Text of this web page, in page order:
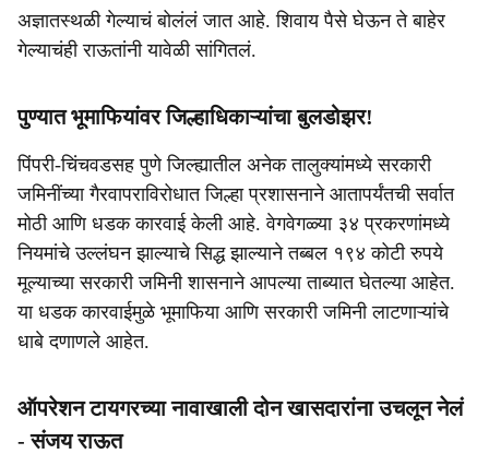
अज्ञातस्थळी गेल्याचं बोलंलं जात आहे. शिवाय पैसे घेऊन ते बाहेर
गेल्याचंही राऊतांनी यावेळी सांगितलं.
पुण्यात भूमाफियांवर जिल्हाधिकाऱ्यांचा बुलडोझर!
पिंपरी-चिंचवडसह पुणे जिल्ह्यातील अनेक तालुक्यांमध्ये सरकारी
जमिनींच्या गैरवापराविरोधात जिल्हा प्रशासनाने आतापर्यंतची सर्वात
मोठी आणि धडक कारवाई केली आहे. वेगवेगळ्या ३४ प्रकरणांमध्ये
नियमांचे उल्लंघन झाल्याचे सिद्ध झाल्याने तब्बल १९४ कोटी रुपये
मूल्याच्या सरकारी जमिनी शासनाने आपल्या ताब्यात घेतल्या आहेत.
या धडक कारवाईमुळे भूमाफिया आणि सरकारी जमिनी लाटणाऱ्यांचे
धाबे दणाणले आहेत.
ऑपरेशन टायगरच्या नावाखाली दोन खासदारांना उचलून नेलं
- संजय राऊत